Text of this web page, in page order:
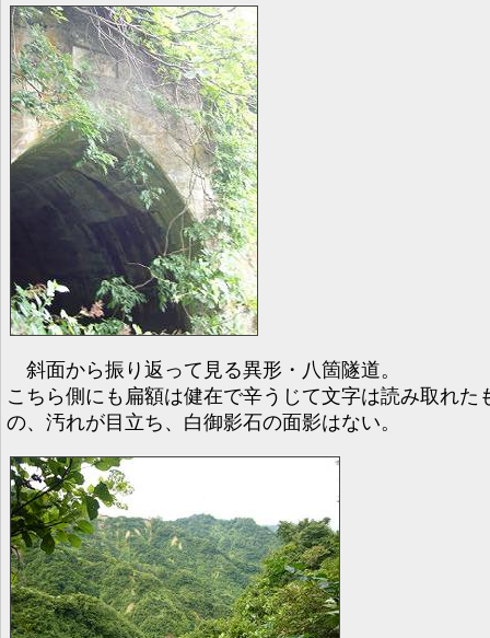
斜面から振り返って見る異形・八箇隧道。
こちら側にも扁額は健在で辛うじて文字は読み取れた
の、汚れが目立ち、白御影石の面影はない。